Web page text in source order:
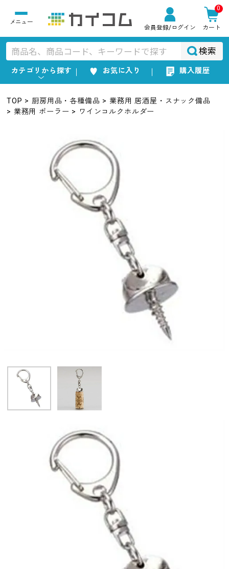
会員登録/ログイン
0
カート
検索
カテゴリから探す お気に入り 購入履歴
TOP 厨房用品・各種備品
業務用 居酒屋・スナック備品
業務用 ポーラー
ワインコルクホルダー